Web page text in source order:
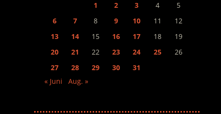
1
2 3 4
5
6
7 8 9 10 11
12
13
14 15 16 17 18
19
20
21 22 23 24 25
26
27
28 29 30
31
« Juni
Aug. »